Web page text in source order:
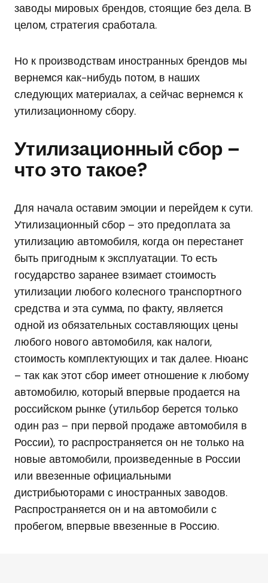
заводы мировых брендов, стоящие без дела. В
целом, стратегия сработала.
Но к производствам иностранных брендов мы
вернемся как-нибудь потом, в наших
следующих материалах, а сейчас вернемся к
утилизационному сбору.
Утилизационный сбор –
что это такое?
Для начала оставим эмоции и перейдем к сути.
Утилизационный сбор – это предоплата за
утилизацию автомобиля, когда он перестанет
быть пригодным к эксплуатации. То есть
государство заранее взимает стоимость
утилизации любого колесного транспортного
средства и эта сумма, по факту, является
одной из обязательных составляющих цены
любого нового автомобиля, как налоги,
стоимость комплектующих и так далее. Нюанс
– так как этот сбор имеет отношение к любому
автомобилю, который впервые продается на
российском рынке (утильбор берется только
один раз – при первой продаже автомобиля в
России), то распространяется он не только на
новые автомобили, произведенные в России
или ввезенные официальными
дистрибьюторами с иностранных заводов.
Распространяется он и на автомобили с
пробегом, впервые ввезенные в Россию.